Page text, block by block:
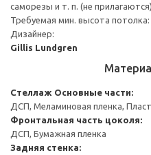
саморезы и т. п. (не прилагаются).
Требуемая мин. высота потолка:
Дизайнер:
Gillis Lundgren
Стеллаж Основные части:
ДСП, Меламиновая пленка,
Фронтальная часть цоколя:
ДСП, Бумажная пленка
Задняя стенка: